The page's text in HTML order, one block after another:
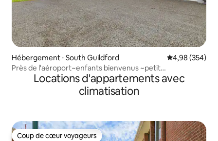
Hébergement ⋅ South Guildford Évaluation
4,98 (354)
Près de l'aéroport~enfants bienvenus ~petit
déjeuner/déjeuner ~Swan
Locations d'appartements avec
climatisation
Coup de cœur voyageurs